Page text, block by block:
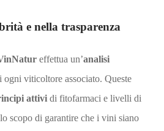
e nella trasparenza
effettua un’analisi
ogni viticoltore associato. Queste
attivi di fitofarmaci e livelli di
scopo di garantire che i vini siano